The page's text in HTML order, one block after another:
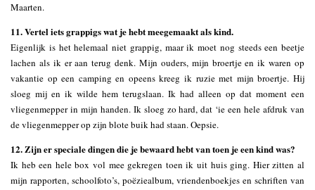
Maarten.
11. Vertel iets grappigs wat je hebt meegemaakt als kind.
Eigenlijk is het helemaal niet grappig, maar ik moet nog steeds een beetje
lachen als ik er aan terug denk. Mijn ouders, mijn broertje en ik waren op
vakantie op een camping en opeens kreeg ik ruzie met mijn broertje. Hij
sloeg mij en ik wilde hem terugslaan. Ik had alleen op dat moment een
vliegenmepper in mijn handen. Ik sloeg zo hard, dat ‘ie een hele afdruk van
de vliegenmepper op zijn blote buik had staan. Oepsie.
12. Zijn er speciale dingen die je bewaard hebt van toen je een kind was?
Ik heb een hele box vol mee gekregen toen ik uit huis ging. Hier zitten al
mijn rapporten, schoolfoto’s, poëziealbum, vriendenboekjes en schriften van